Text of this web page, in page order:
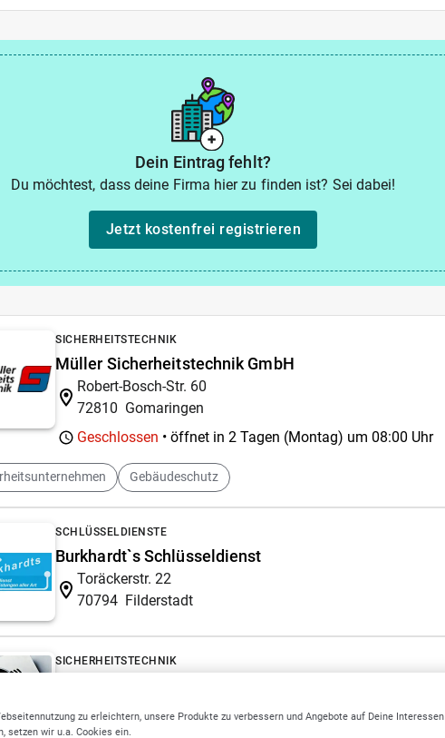
Dein Eintrag fehlt?
Du möchtest, dass deine Firma hier zu finden ist? Sei dabei!
Jetzt kostenfrei registrieren
SICHERHEITSTECHNIK
Müller Sicherheitstechnik GmbH
Robert-Bosch-Str. 60
72810 Gomaringen
Geschlossen • öffnet in 2 Tagen (Montag) um 08:00 Uhr
Gebäudeschutz
SCHLÜSSELDIENSTE
Burkhardt`s Schlüsseldienst
Toräckerstr. 22
70794 Filderstadt
SICHERHEITSTECHNIK
72805 Lichtenstein
zu erleichtern, unsere Produkte zu verbessern und Angebote auf Deine Interessen
setzen wir u.a. Cookies ein.